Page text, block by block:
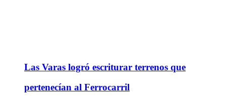
Las Varas logró escriturar terrenos que
pertenecían al Ferrocarril